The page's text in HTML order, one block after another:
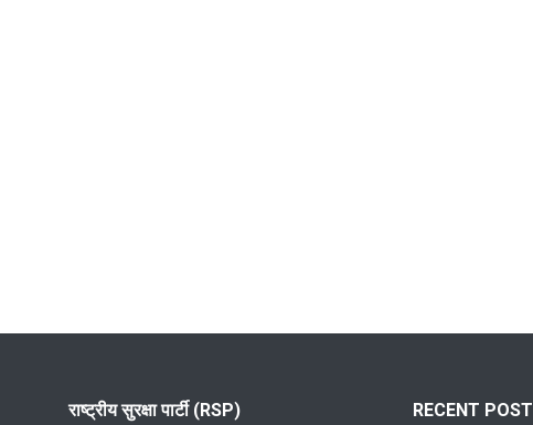
राष्ट्रीय सुरक्षा पार्टी (RSP) RECENT POST